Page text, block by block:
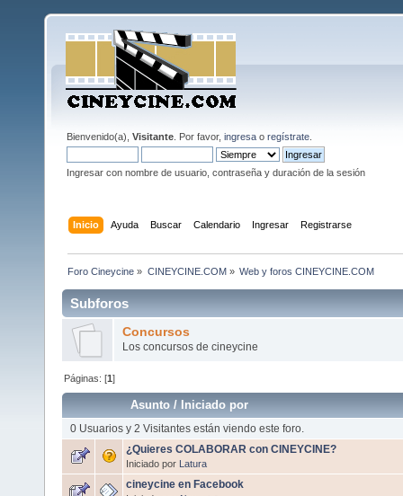
Bienvenido(a), Visitante . Por favor, ingresa o regístrate
Ingresar con nombre de usuario, contraseña y duración de la sesión
Inicio Ayuda Buscar Calendario Ingresar Registrarse
Foro Cineycine » CINEYCINE.COM» Web y foros CINEYCINE.COM
Subforos
Concursos
Los concursos de cineycine
Páginas: [1]
Asunto / Iniciado por
0 Usuarios y 2 Visitantes están viendo este foro.
¿Quieres COLABORAR con CINEYCINE?
Iniciado por Latura
cineycine en Facebook